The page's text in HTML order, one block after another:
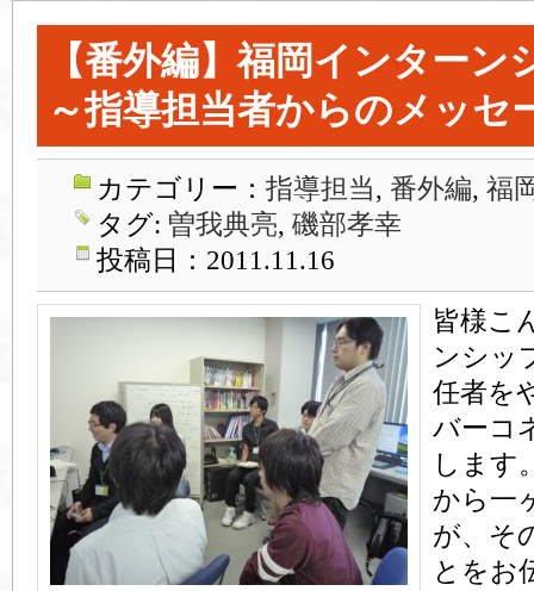
【番外編】福岡インターン
～指導担当者からのメッ
カテゴリー： 指導担当, 番外編, 福
タグ: 曽我典亮, 磯部孝幸
投稿日：2011.11.16
皆様こ
ンシッ
任者を
バーコ
します
から一
が、そ
とをお